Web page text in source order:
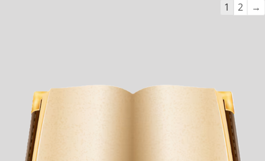
1 2 →